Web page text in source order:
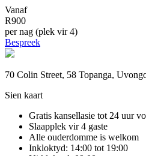
Vanaf
R900
per nag (plek vir 4)
Bespreek
70 Colin Street, 58 Topanga,
Sien kaart
Gratis kansellasie tot 24 uur
Slaapplek vir 4 gaste
Alle ouderdomme is welkom
Inkloktyd: 14:00 tot 19:00